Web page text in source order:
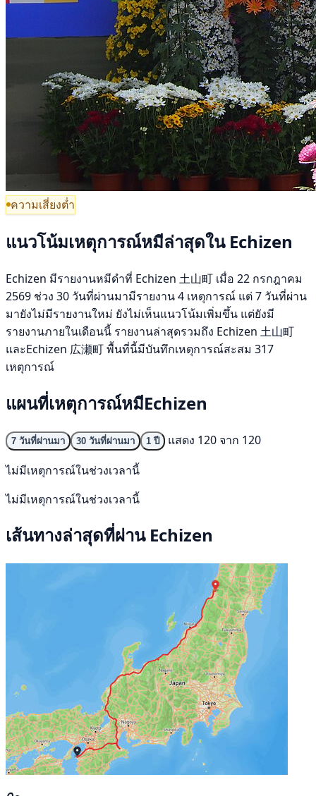
ความเสี่ยงต่ำ
แนวโน้มเหตุการณ์หมีล่าสุดใน Echizen
Echizen มีรายงานหมีดำที่ Echizen 土山町 เมื่อ 22 กรกฎาคม
2569 ช่วง 30 วันที่ผ่านมามีรายงาน 4 เหตุการณ์ แต่ 7 วันที่ผ่าน
มายังไม่มีรายงานใหม่ ยังไม่เห็นแนวโน้มเพิ่มขึ้น แต่ยังมี
รายงานภายในเดือนนี้ รายงานล่าสุดรวมถึง Echizen 土山町
และEchizen 広瀬町 พื้นที่นี้มีบันทึกเหตุการณ์สะสม 317
เหตุการณ์
แผนที่เหตุการณ์หมีEchizen
7 วันที่ผ่านมา 30 วันที่ผ่านมา 1 ปี
แสดง 120 จาก 120
ไม่มีเหตุการณ์ในช่วงเวลานี้
ไม่มีเหตุการณ์ในช่วงเวลานี้
เส้นทางล่าสุดที่ผ่าน Echizen